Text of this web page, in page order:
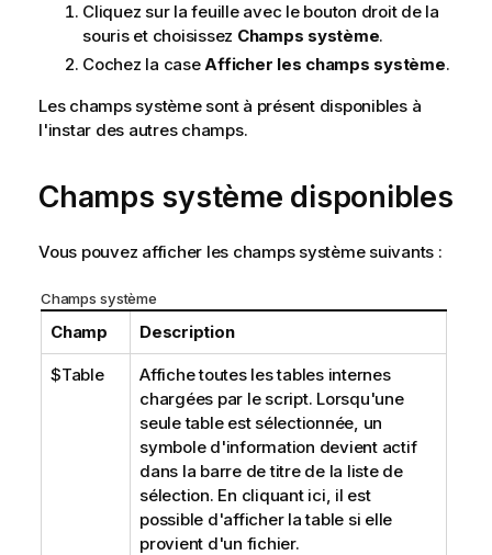
Cliquez sur la feuille avec le bouton droit de la
souris et choisissez Champs système.
Cochez la case Afficher les champs système.
Les champs système sont à présent disponibles à
l'instar des autres champs.
Champs système disponibles
Vous pouvez afficher les champs système suivants :
Champs système
Champ Description
$Table
Affiche toutes les tables internes
chargées par le script. Lorsqu'une
seule table est sélectionnée, un
symbole d'information devient actif
dans la barre de titre de la liste de
sélection. En cliquant ici, il est
possible d'afficher la table si elle
provient d'un fichier.